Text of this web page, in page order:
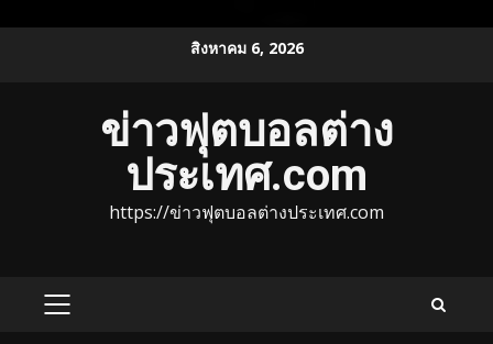
สิงหาคม 6, 2026
ข่าวฟุตบอลต่าง
ประเทศ.com
https://ข่าวฟุตบอลต่างประเทศ.com
PRIMARY